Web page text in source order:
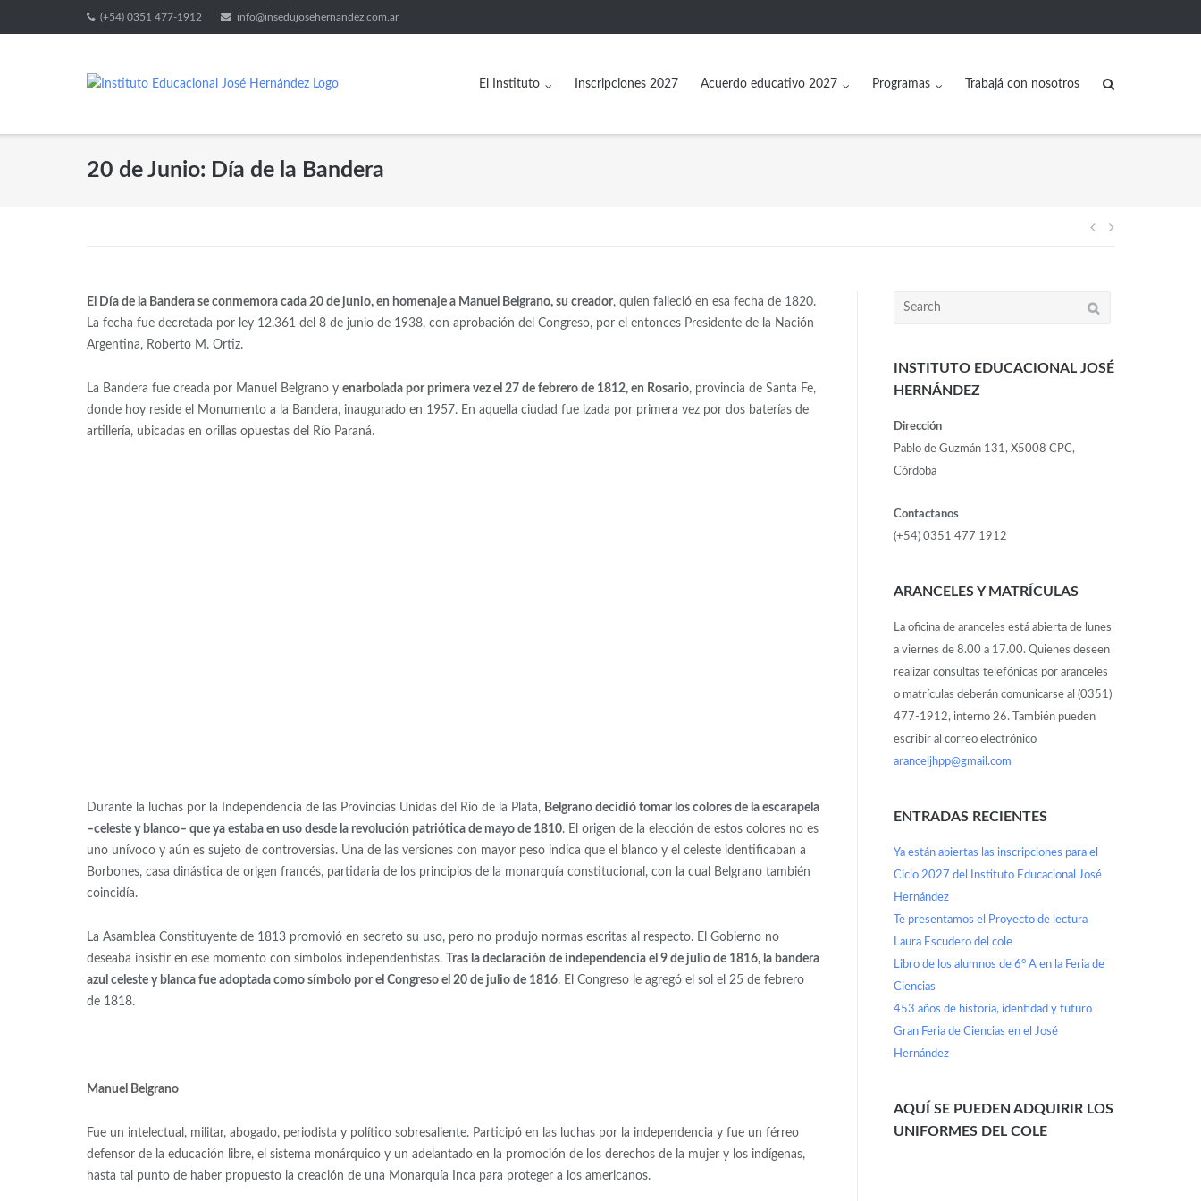
(+54) 0351 477-1912 info@insedujosehernandez.com.ar
El Instituto Inscripciones 2027 Acuerdo educativo 2027 Programas Trabajá con nosotros
20 de Junio: Día de la Bandera
El Día de la Bandera se conmemora cada 20 de junio, en homenaje a Manuel Belgrano, su creador, quien falleció en esa fecha de 1820.
La fecha fue decretada por ley 12.361 del 8 de junio de 1938, con aprobación del Congreso, por el entonces Presidente de la Nación
Argentina, Roberto M. Ortiz.
La Bandera fue creada por Manuel Belgrano y enarbolada por primera vez el 27 de febrero de 1812, en Rosario, provincia de Santa Fe,
donde hoy reside el Monumento a la Bandera, inaugurado en 1957. En aquella ciudad fue izada por primera vez por dos baterías de
artillería, ubicadas en orillas opuestas del Río Paraná.
Durante la luchas por la Independencia de las Provincias Unidas del Río de la Plata, Belgrano decidió tomar los colores de la escarapela
–celeste y blanco– que ya estaba en uso desde la revolución patriótica de mayo de 1810. El origen de la elección de estos colores no es
uno unívoco y aún es sujeto de controversias. Una de las versiones con mayor peso indica que el blanco y el celeste identificaban a
Borbones, casa dinástica de origen francés, partidaria de los principios de la monarquía constitucional, con la cual Belgrano también
coincidía.
La Asamblea Constituyente de 1813 promovió en secreto su uso, pero no produjo normas escritas al respecto. El Gobierno no
deseaba insistir en ese momento con símbolos independentistas.
Tras la declaración de independencia el 9 de julio de 1816, la bandera
azul celeste y blanca fue adoptada como símbolo por el Congreso el 20 de julio de 1816. El Congreso le agregó el sol el 25 de febrero
de 1818.
Manuel Belgrano
Fue un intelectual, militar, abogado, periodista y político sobresaliente. Participó en las luchas por la independencia y fue un férreo
defensor de la educación libre, el sistema monárquico y un adelantado en la promoción de los derechos de la mujer y los indígenas,
hasta tal punto de haber propuesto la creación de una Monarquía Inca para proteger a los americanos.
INSTITUTO EDUCACIONAL JOSÉ
HERNÁNDEZ
Dirección
Pablo de Guzmán 131, X5008 CPC,
Córdoba
Contactanos
(+54) 0351 477 1912
ARANCELES Y MATRÍCULAS
La oficina de aranceles está abierta de lunes
a viernes de 8.00 a 17.00. Quienes deseen
realizar consultas telefónicas por aranceles
o matrículas deberán comunicarse al (0351)
477-1912, interno 26. También pueden
escribir al correo electrónico
aranceljhpp@gmail.com
ENTRADAS RECIENTES
Ya están abiertas las inscripciones para el
Ciclo 2027 del Instituto Educacional José
Hernández
Te presentamos el Proyecto de lectura
Laura Escudero del cole
Libro de los alumnos de 6° A en la Feria de
Ciencias
453 años de historia, identidad y futuro
Gran Feria de Ciencias en el José
Hernández
AQUÍ SE PUEDEN ADQUIRIR LOS
UNIFORMES DEL COLE